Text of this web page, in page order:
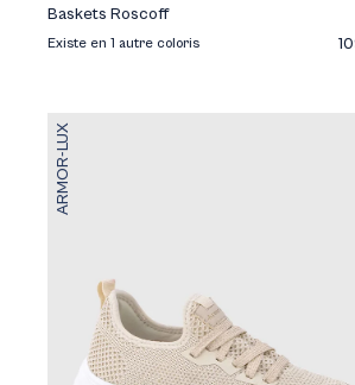
Baskets Roscoff
Existe en 1 autre coloris
ARMOR-LUX